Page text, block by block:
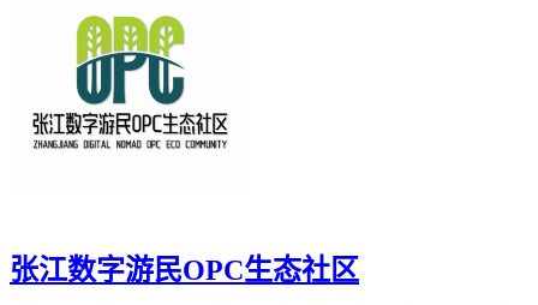
张江数字游民OPC生态社区